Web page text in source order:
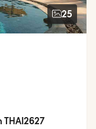
25
4.182/54 of 5
THAI2627